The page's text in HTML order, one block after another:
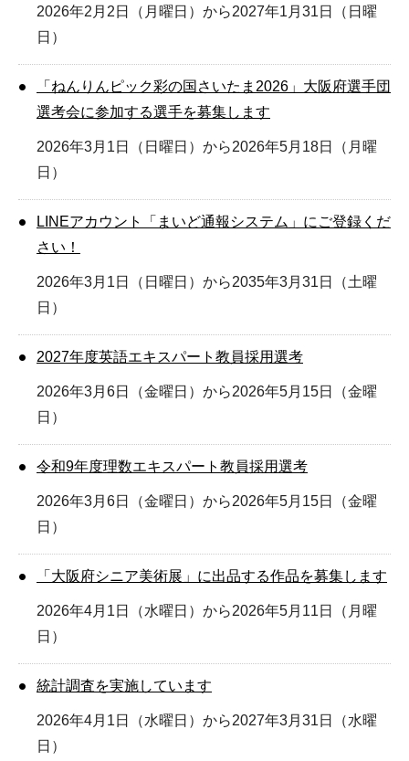
2026年2月2日（月曜日）から2027年1月31日（日曜
日）
「ねんりんピック彩の国さいたま2026」大阪府選手団
選考会に参加する選手を募集します
2026年3月1日（日曜日）から2026年5月18日（月曜
日）
LINEアカウント「まいど通報システム」にご登録くだ
さい！
2026年3月1日（日曜日）から2035年3月31日（土曜
日）
2027年度英語エキスパート教員採用選考
2026年3月6日（金曜日）から2026年5月15日（金曜
日）
令和9年度理数エキスパート教員採用選考
2026年3月6日（金曜日）から2026年5月15日（金曜
日）
「大阪府シニア美術展」に出品する作品を募集します
2026年4月1日（水曜日）から2026年5月11日（月曜
日）
統計調査を実施しています
2026年4月1日（水曜日）から2027年3月31日（水曜
日）